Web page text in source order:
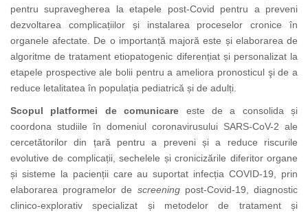
pentru supravegherea la etapele post-Covid pentru a preveni
dezvoltarea complicațiilor și instalarea proceselor cronice în
organele afectate. De o importanță majoră este și elaborarea de
algoritme de tratament etiopatogenic diferențiat și personalizat la
etapele prospective ale bolii pentru a ameliora pronosticul şi de a
reduce letalitatea în populația pediatrică și de adulți.
Scopul platformei de comunicare este de a consolida și
coordona studiile în domeniul coronavirusului SARS-CoV-2 ale
cercetătorilor din țară pentru a preveni și a reduce riscurile
evolutive de complicații, sechelele și cronicizările diferitor organe
și sisteme la pacienții care au suportat infecția COVID-19, prin
elaborarea programelor de screeningpost-Covid-19, diagnostic
clinico-explorativ specializat și metodelor de tratament și